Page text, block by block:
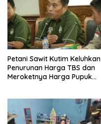
Petani Sawit Kutim Keluhkan
Penurunan Harga TBS dan
Meroketnya Harga Pupuk